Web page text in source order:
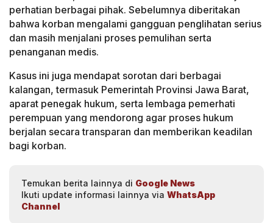
perhatian berbagai pihak. Sebelumnya diberitakan
bahwa korban mengalami gangguan penglihatan serius
dan masih menjalani proses pemulihan serta
penanganan medis.
Kasus ini juga mendapat sorotan dari berbagai
kalangan, termasuk Pemerintah Provinsi Jawa Barat,
aparat penegak hukum, serta lembaga pemerhati
perempuan yang mendorong agar proses hukum
berjalan secara transparan dan memberikan keadilan
bagi korban.
Temukan berita lainnya di Google News
Ikuti update informasi lainnya via WhatsApp
Channel